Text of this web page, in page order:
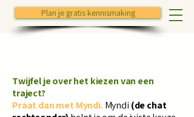
Plan je gratis kennismaking
Twijfel je over het kiezen van een
traject?
Praat dan met Myndi.Myndi (de chat